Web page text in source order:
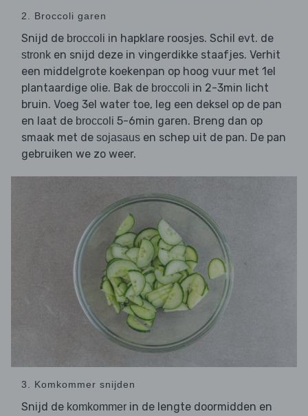
2. Broccoli garen
Snijd de broccoli in hapklare roosjes. Schil evt. de
stronk en snijd deze in vingerdikke staafjes. Verhit
een middelgrote koekenpan op hoog vuur met 1el
plantaardige olie. Bak de broccoli in 2-3min licht
bruin. Voeg 3el water toe, leg een deksel op de pan
en laat de broccoli 5-6min garen. Breng dan op
smaak met de sojasaus en schep uit de pan. De pan
gebruiken we zo weer.
3. Komkommer snijden
Snijd de komkommer in de lengte doormidden en